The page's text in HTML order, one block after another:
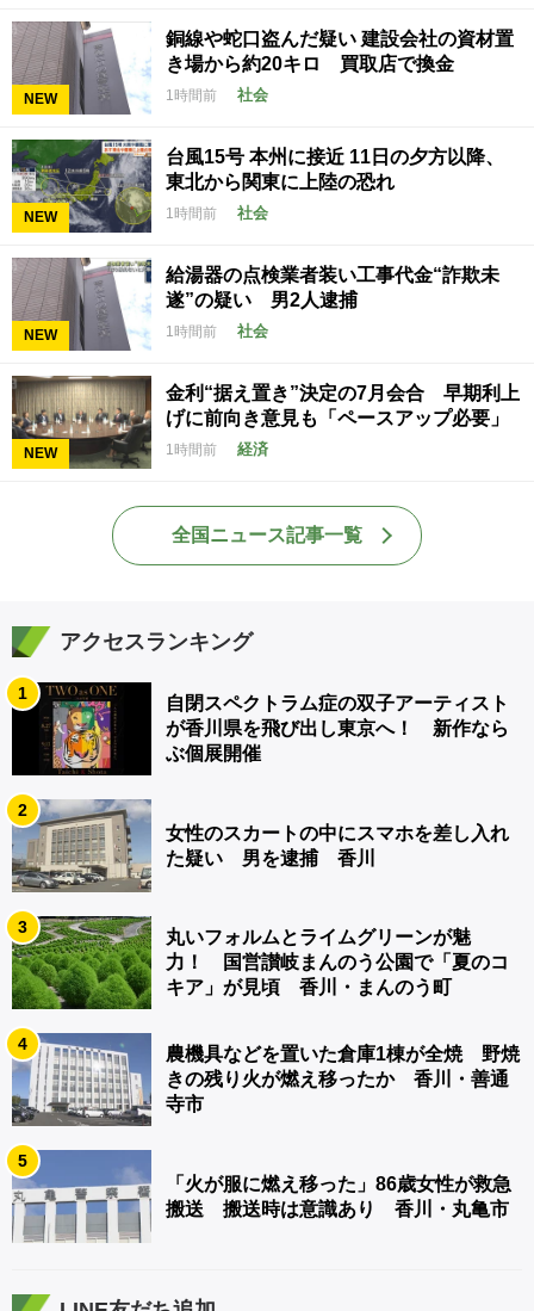
NEW
銅線や蛇口盗んだ疑い 建設会社の資材置
き場から約20キロ 買取店で換金
1時間前 社会
NEW
台風15号 本州に接近 11日の夕方以降、
東北から関東に上陸の恐れ
1時間前 社会
NEW
給湯器の点検業者装い工事代金“詐欺未
遂”の疑い 男2人逮捕
1時間前 社会
NEW
金利“据え置き”決定の7月会合 早期利上
げに前向き意見も「ペースアップ必要」
1時間前 経済
全国ニュース記事一覧
アクセスランキング
1
自閉スペクトラム症の双子アーティスト
が香川県を飛び出し東京へ！ 新作なら
ぶ個展開催
2
女性のスカートの中にスマホを差し入れ
た疑い 男を逮捕 香川
3
丸いフォルムとライムグリーンが魅
力！ 国営讃岐まんのう公園で「夏のコ
キア」が見頃 香川・まんのう町
4
農機具などを置いた倉庫1棟が全焼 野焼
きの残り火が燃え移ったか 香川・善通
寺市
5
「火が服に燃え移った」86歳女性が救急
搬送 搬送時は意識あり 香川・丸亀市